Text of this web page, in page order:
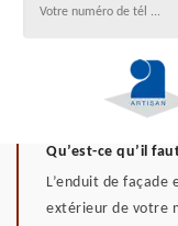
Qu’est-ce qu’il
L’enduit de
extérieur de votre